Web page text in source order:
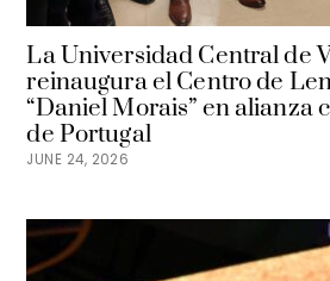
JUNE 24, 2026
La Universidad Central de
reinaugura el Centro de
“Daniel Morais” en alianza
de Portugal